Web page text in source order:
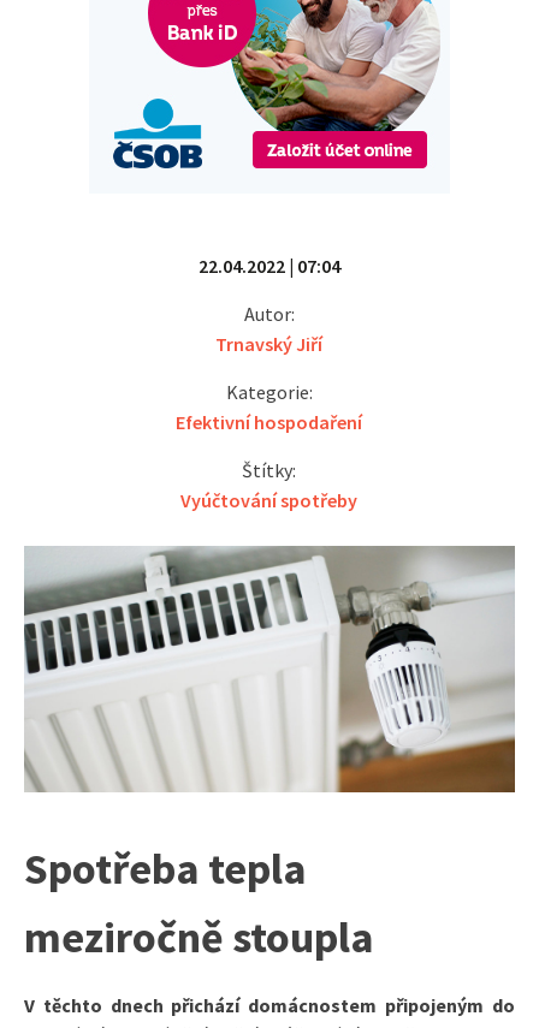
22.04.2022 | 07:04
Autor:
Trnavský Jiří
Kategorie:
Efektivní hospodaření
Štítky:
Vyúčtování spotřeby
Spotřeba tepla
meziročně stoupla
V těchto dnech přichází domácnostem připojeným do